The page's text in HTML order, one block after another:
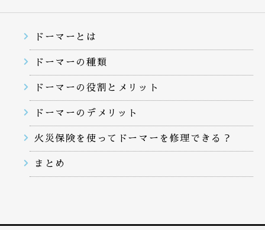
ドーマーとは
ドーマーの種類
ドーマーの役割とメリット
ドーマーのデメリット
火災保険を使ってドーマーを修理できる？
まとめ